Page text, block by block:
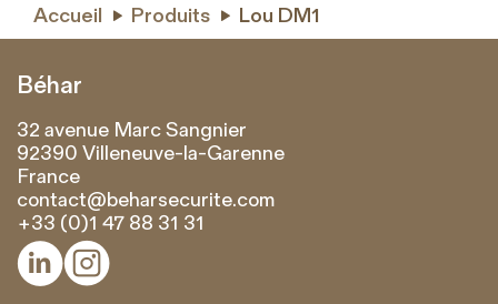
Accueil  Produits  Lou DM1
Béhar
32 avenue Marc Sangnier
92390 Villeneuve-la-Garenne
France
contact@beharsecurite.com
+33 (0)1 47 88 31 31
